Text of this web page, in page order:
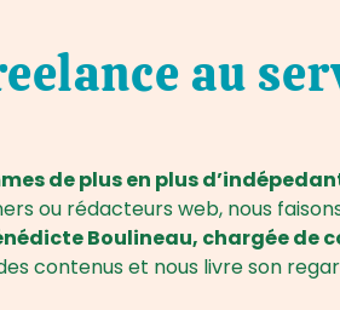
au
de plus en plus
ou rédacteurs web, nous
Boulineau, chargée
contenus et nous livre son